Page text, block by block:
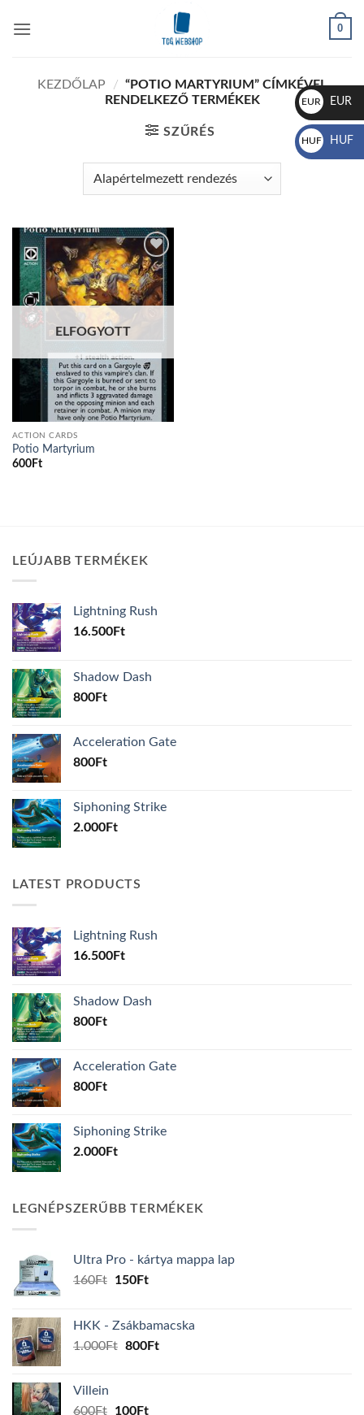
0
KEZDŐLAP / “POTIO MARTYRIUM” CÍMKÉVEL
RENDELKEZŐ TERMÉKEK
SZŰRÉS
Add to
wishlist
ELFOGYOTT
ACTION CARDS
Potio Martyrium
600Ft
LEÚJABB TERMÉKEK
Lightning Rush
16.500Ft
Shadow Dash
800Ft
Acceleration Gate
800Ft
Siphoning Strike
2.000Ft
LATEST PRODUCTS
Lightning Rush
16.500Ft
Shadow Dash
800Ft
Acceleration Gate
800Ft
Siphoning Strike
2.000Ft
LEGNÉPSZERŰBB TERMÉKEK
Ultra Pro - kártya mappa lap
160Ft
Original
160Ft.
150FtCurrent
150Ft.
HKK - Zsákbamacska
1.000Ft Original
800FtCurrent
Villein
600Ft
Original
100FtCurrent
EUR
€
EUR
HUF
Ft
HUF